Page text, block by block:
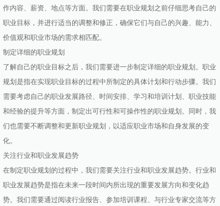
作内容、薪资、地点等方面。我们需要在职业规划之前仔细思考自己的
职业目标，并进行适当的调整和修正，确保它们与自己的兴趣、能力、
价值观和职业市场的需求相匹配。
制定详细的职业规划
了解自己的职业目标之后，我们需要进一步制定详细的职业规划。职业
规划是指在实现职业目标的过程中所制定的具体计划和行动步骤。我们
需要考虑自己的职业发展路径、时间安排、学习和培训计划、职业技能
和经验的提升等方面，制定出可行性和可操作性的职业规划。同时，我
们也需要不断调整和更新职业规划，以适应职业市场和自身发展的变
化。
关注行业和职业发展趋势
在制定职业规划的过程中，我们需要关注行业和职业发展趋势。行业和
职业发展趋势是指在未来一段时间内所出现的重要发展方向和变化趋
势。我们需要通过阅读行业报告、参加培训课程、与行业专家交流等方